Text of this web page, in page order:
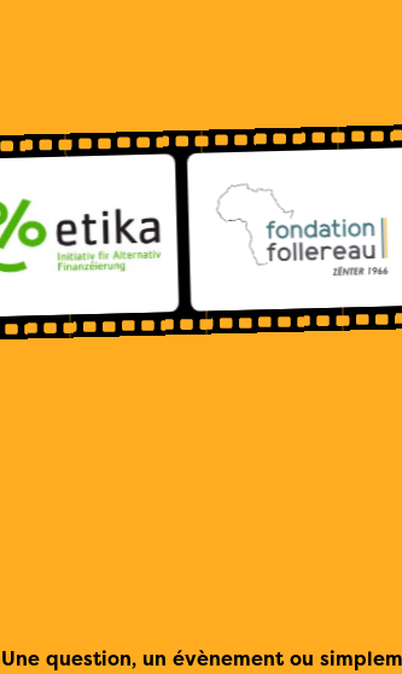
Une question, un évènement ou